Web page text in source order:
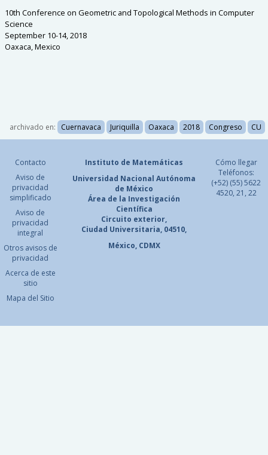
10th Conference on Geometric and Topological Methods in Computer
Science
September 10-14, 2018
Oaxaca, Mexico
archivado en: Cuernavaca Juriquilla Oaxaca 2018 Congreso CU
Contacto
Aviso de
privacidad
simplificado
Aviso de
privacidad
integral
Otros avisos de
privacidad
Acerca de este
sitio
Mapa del Sitio
Instituto de Matemáticas
Universidad Nacional Autónoma
de México
Área de la Investigación
Científica
Circuito exterior,
Ciudad Universitaria, 04510,
México, CDMX
Cómo llegar
Teléfonos:
(+52) (55) 5622
4520, 21, 22